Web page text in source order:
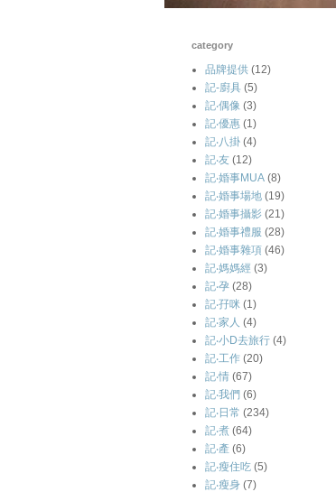
category
品牌提供 (12)
記-廚具 (5)
記‧偶像 (3)
記‧優惠 (1)
記‧八掛 (4)
記‧友 (12)
記‧婚事MUA (8)
記‧婚事場地 (19)
記‧婚事攝影 (21)
記‧婚事禮服 (28)
記‧婚事雜項 (46)
記‧媽媽經 (3)
記‧孕 (28)
記‧孖咪 (1)
記‧家人 (4)
記‧小D去旅行 (4)
記‧工作 (20)
記‧情 (67)
記‧我們 (6)
記‧日常 (234)
記‧煮 (64)
記‧產 (6)
記‧瘦住吃 (5)
記‧瘦身 (7)